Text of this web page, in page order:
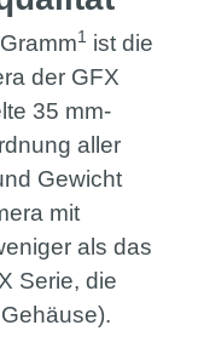
1 ist die
der GFX
35 mm-
aller
Gewicht
mit
als das
Serie, die